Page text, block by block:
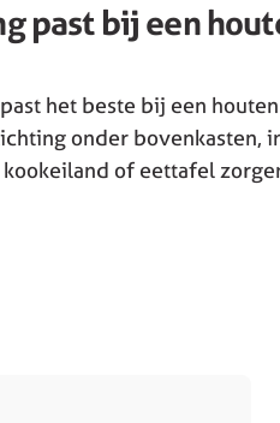
past bij een
het beste bij een
onder
of eettafel